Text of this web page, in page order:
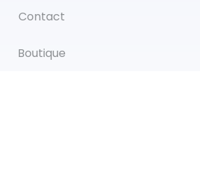
Contact
Boutique